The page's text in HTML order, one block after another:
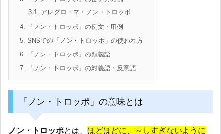
3.1. アレグロ・マ・ノン・トロッポ
4. 「ノン・トロッポ」の例文・用例
5. SNSでの「ノン・トロッポ」の使われ方
6. 「ノン・トロッポ」の類義語
7. 「ノン・トロッポ」の対義語・反意語
「ノン・トロッポ」の意味とは
ノン・トロッポとは、 ほどほどに、～しすぎないように